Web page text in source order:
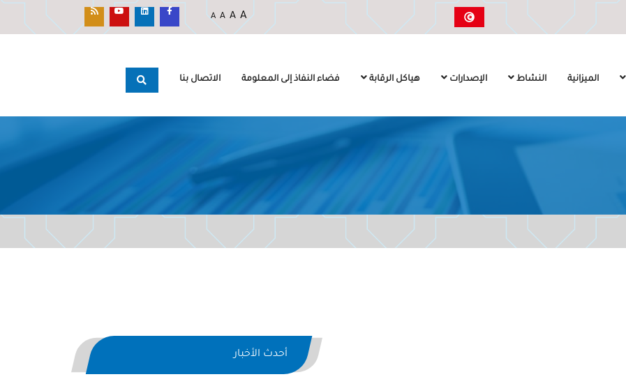
A A A A
الميزانية النشاط الإصدارات هياكل الرقابة فضاء النفاذ إلى المعلومة الاتصال بنا
أحدث الأخبار